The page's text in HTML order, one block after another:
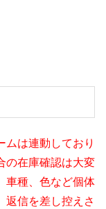
は連動しており
の在庫確認は大変
車種、色など個体
返信を差し控えさ